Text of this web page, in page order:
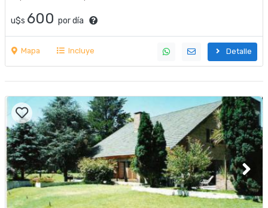
u$s 600 por día
Mapa Incluye Detalle